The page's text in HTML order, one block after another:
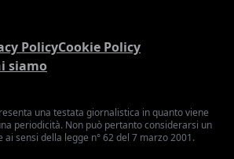
PolicyCookie Policy
siamo
una testata giornalistica in quanto viene
periodicità. Non può pertanto considerarsi un
sensi della legge n° 62 del 7 marzo 2001.